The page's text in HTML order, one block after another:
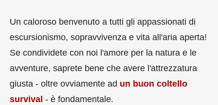
Un caloroso benvenuto a tutti gli appassionati di
escursionismo, sopravvivenza e vita all'aria aperta!
Se condividete con noi l'amore per la natura e le
avventure, saprete bene che avere l'attrezzatura
giusta - oltre ovviamente ad un buon coltello
survival - è fondamentale.